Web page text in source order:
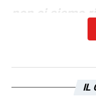
non ci siamo
volte la
avevamo una
indossato
IL